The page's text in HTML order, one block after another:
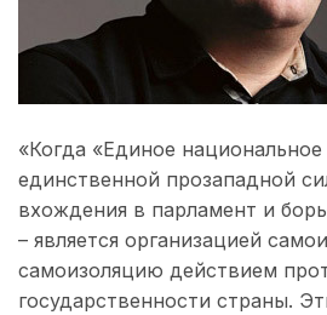
«Когда «Единое
единственной прозападной
вхождения в парламент и
– является организацией
самоизоляцию действием
государственности страны.